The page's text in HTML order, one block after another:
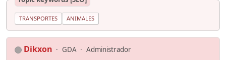
TRANSPORTES ANIMALES
Dikxon GDA Administrador